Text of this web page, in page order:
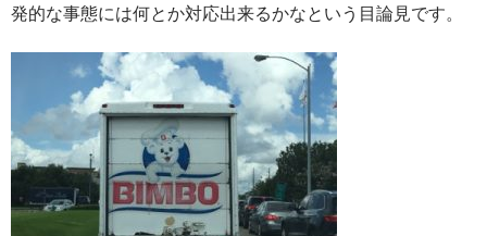
発的な事態には何とか対応出来るかなという目論見です。